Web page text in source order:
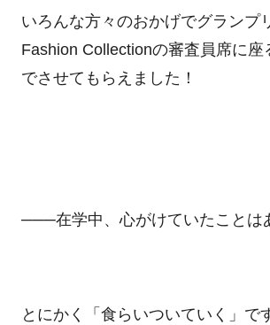
いろんな方々のおかげでグランプ
Fashion Collectionの審査員席に座
でさせてもらえました！
───在学中、心がけていたことは
とにかく「食らいついていく」で